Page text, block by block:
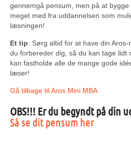
gennemgå pensum, men på at
meget med fra uddannelsen som
læsningen!
Et tip: Sørg altid for at have din
du forbereder dig, så du kan tage lidt
kan fastholde alle de mange gode
læser!
Gå tilbage til Aros Mini MBA
OBS!!! Er du begyndt på din
Så se dit pensum her